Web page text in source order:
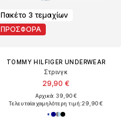
Πακέτο 3 τεμαχίων
ΠΡΟΣΦΟΡΑ
TOMMY HILFIGER UNDERWEAR
Στρινγκ
29,90 €
Αρχικά: 39,90 €
Τελευταία χαμηλότερη τιμή:29,90 €